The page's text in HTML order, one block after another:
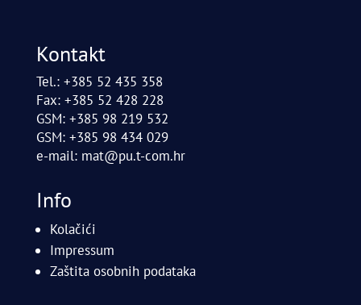
Kontakt
Tel.: +385 52 435 358
Fax: +385 52 428 228
GSM: +385 98 219 532
GSM: +385 98 434 029
e-mail: mat@pu.t-com.hr
Info
Kolačići
Impressum
Zaštita osobnih podataka